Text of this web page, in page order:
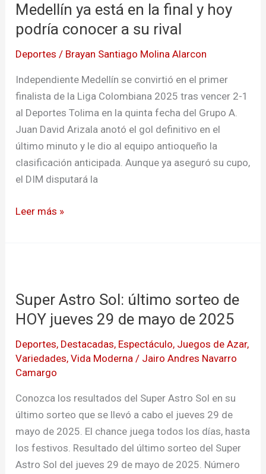
Medellín ya está en la final y hoy
podría conocer a su rival
Deportes / Brayan Santiago Molina Alarcon
Independiente Medellín se convirtió en el primer
finalista de la Liga Colombiana 2025 tras vencer 2-1
al Deportes Tolima en la quinta fecha del Grupo A.
Juan David Arizala anotó el gol definitivo en el
último minuto y le dio al equipo antioqueño la
clasificación anticipada. Aunque ya aseguró su cupo,
el DIM disputará la
está
en
final
y
hoy
podría
conocer
a
su
rival
Leer más »
Super Astro Sol: último sorteo de
HOY jueves 29 de mayo de 2025
Deportes, Destacadas, Espectáculo, Juegos de Azar,
Variedades,Vida Moderna / Jairo Andres Navarro
Camargo
Conozca los resultados del Super Astro Sol en su
último sorteo que se llevó a cabo el jueves 29 de
mayo de 2025. El chance juega todos los días, hasta
los festivos. Resultado del último sorteo del Super
Astro Sol del jueves 29 de mayo de 2025. Número
Sol:
último
de
HOY
29
de
mayo
de
2025